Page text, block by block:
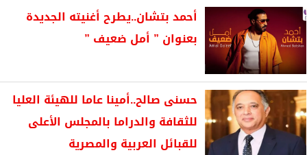
أحمد بتشان..يطرح أغنيته الجديدة
بعنوان ” أمل ضعيف ”
حسنى صالح..أمينا عاما للهيئة العليا
للثقافة والدراما بالمجلس الأعلى
للقبائل العربية والمصرية